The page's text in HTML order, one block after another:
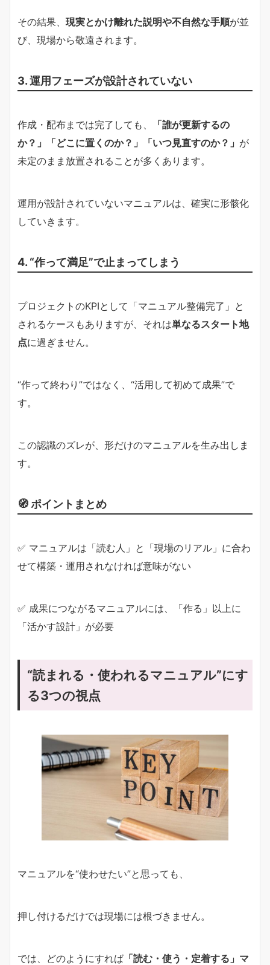
その結果、 現実とかけ離れた説明や不自然な手順が並
び、現場から敬遠されます。
3. 運用フェーズが設計されていない
作成・配布までは完了しても、
「誰が更新するの
か？」「どこに置くのか？」「いつ見直すのか？」 が
未定のまま放置されることが多くあります。
運用が設計されていないマニュアルは、確実に形骸化
していきます。
4. “作って満足”で止まってしまう
プロジェクトのKPIとして「マニュアル整備完了」と
されるケースもありますが、それは単なるスタート地
点に過ぎません。
“作って終わり”ではなく、“活用して初めて成果”で
す。
この認識のズレが、形だけのマニュアルを生み出しま
す。
🧭 ポイントまとめ
✅ マニュアルは「読む人」と「現場のリアル」に合わ
せて構築・運用されなければ意味がない
✅ 成果につながるマニュアルには、「作る」以上に
「活かす設計」が必要
“読まれる・使われるマニュアル”にす
る3つの視点
マニュアルを“使わせたい”と思っても、
押し付けるだけでは現場には根づきません。
では、どのようにすれば 「読む・使う・定着する」マ